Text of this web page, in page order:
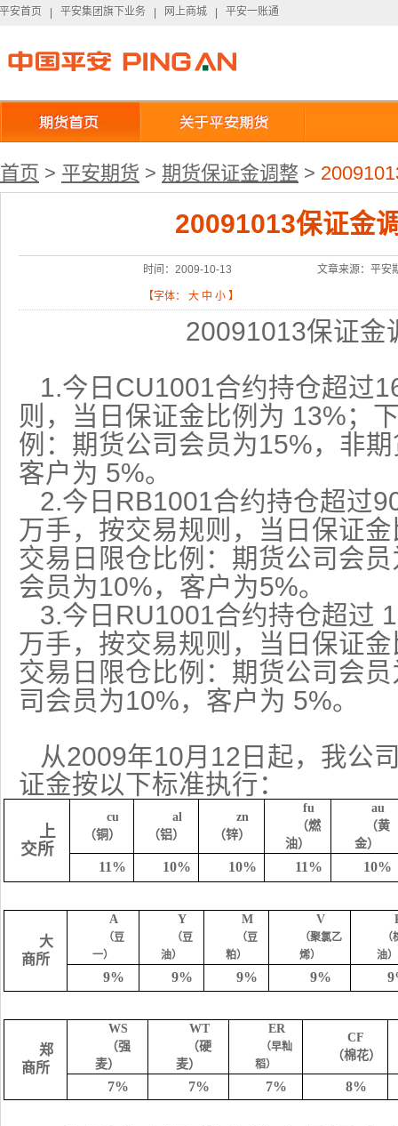
平安首页
平安首页 平安集团旗下业务
平安集团旗下业务 网上商城
网上商城 平安一账通
平安一账通
首页 > 平安期货 > 期货保证金调整 >
20091013保证金
时间：2009-10-13 文章来源：平安
【字体： 大 中 小 】
20091013保证金
1.今日 CU1001合约持仓超过
则，当日保证金比例为 13%；
例：期货公司会员为15%，非
客户为 5%。
2.今日 RB1001合约持仓超过
万手，按交易规则，当日保证
交易日限仓比例：期货公司会员
会员为10%，客户为5%。
3.今日 RU1001合约持仓超过
万手，按交易规则，当日保证
交易日限仓比例：期货公司会员
司会员为10%，客户为 5%。
从2009年10月 12 日起，我公
证金按以下标准执行：
上
交所
cu
（铜）
al
（铝）
zn
（锌）
fu
（燃
油）
au
（黄
金）
11% 10% 10% 11% 10%
大
商所
A
（豆
一）
Y
（豆
油）
M
（豆
粕）
V
（聚氯乙
烯）
油）
9% 9% 9% 9%
郑
商所
WS
（强
麦）
WT
（硬
麦）
ER
（早籼
稻）
CF
（棉花）
7% 7% 7% 8%